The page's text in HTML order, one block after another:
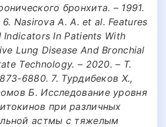
бронхита. – 1991.
Nasirova A. A. et al. Features
Indicators In Patients With
Lung Disease And Bronchial
Technology. – 2020. – Т.
6880. 7. Турдибеков Х.,
Б. Исследование уровня
при различных
астмы с тяжелым